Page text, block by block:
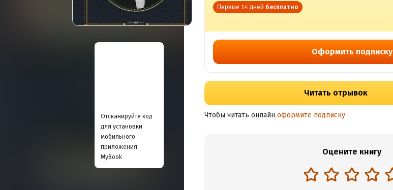
Отсканируйте код
для установки
мобильного
приложения
MyBook
Первые 14 дней бесплатно
Оформить подписку
Читать отрывок
Чтобы читать онлайн оформите подписку
Оцените книгу